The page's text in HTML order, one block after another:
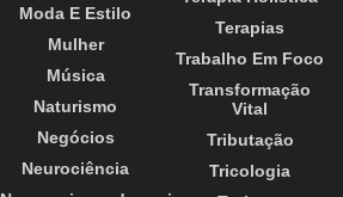
Moda E Estilo
Mulher
Música
Naturismo
Negócios
Neurociência
Terapias
Trabalho Em Foco
Transformação
Vital
Tributação
Tricologia